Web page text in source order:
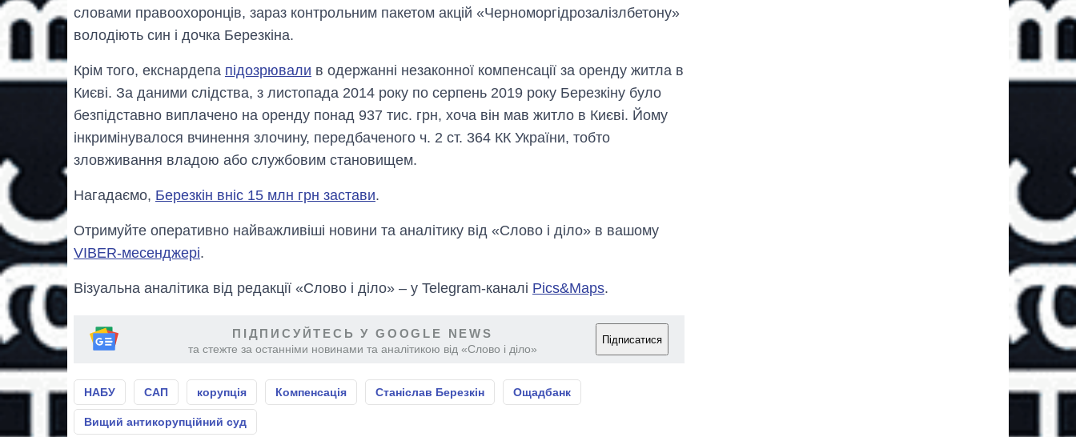
словами правоохоронців, зараз контрольним пакетом акцій «Черноморгідрозалізлбетону»
володіють син і дочка Березкіна.
Крім того, екснардепа підозрювали в одержанні незаконної компенсації за оренду житла в
Києві. За даними слідства, з листопада 2014 року по серпень 2019 року Березкіну було
безпідставно виплачено на оренду понад 937 тис. грн, хоча він мав житло в Києві. Йому
інкримінувалося вчинення злочину, передбаченого ч. 2 ст. 364 КК України, тобто
зловживання владою або службовим становищем.
Нагадаємо, Березкін вніс 15 млн грн застави.
Отримуйте оперативно найважливіші новини та аналітику від «Слово і діло» в вашому
VIBER-месенджері.
Візуальна аналітика від редакції «Слово і діло» – у Telegram-каналі Pics&Maps.
ПІДПИСУЙТЕСЬ У GOOGLE NEWS
та стежте за останніми новинами та аналітикою від «Слово і діло»
Підписатися
НАБУ САП корупція Компенсація Станіслав Березкін Ощадбанк
Вищий антикорупційний суд